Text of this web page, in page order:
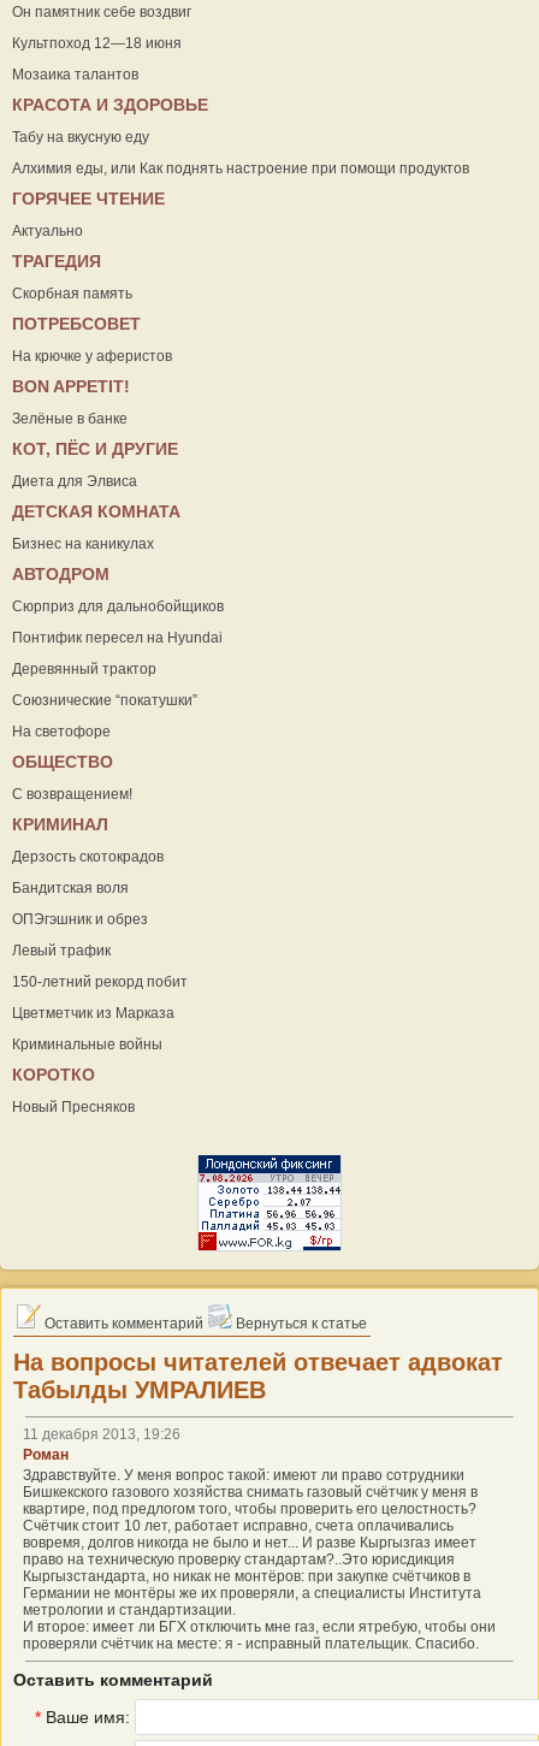
Он памятник себе воздвиг
Культпоход 12—18 июня
Мозаика талантов
КРАСОТА И ЗДОРОВЬЕ
Табу на вкусную еду
Алхимия еды, или Как поднять настроение при помощи продуктов
ГОРЯЧЕЕ ЧТЕНИЕ
Актуально
ТРАГЕДИЯ
Скорбная память
ПОТРЕБСОВЕТ
На крючке у аферистов
ВON APPETIT!
Зелёные в банке
КОТ, ПЁС И ДРУГИЕ
Диета для Элвиса
ДЕТСКАЯ КОМНАТА
Бизнес на каникулах
АВТОДРОМ
Сюрприз для дальнобойщиков
Понтифик пересел на Hyundai
Деревянный трактор
Союзнические “покатушки”
На светофоре
ОБЩЕСТВО
С возвращением!
КРИМИНАЛ
Дерзость скотокрадов
Бандитская воля
ОПЭгэшник и обрез
Левый трафик
150-летний рекорд побит
Цветметчик из Марказа
Криминальные войны
КОРОТКО
Новый Пресняков
Оставить комментарий Вернуться к статье
На вопросы читателей отвечает адвокат
Табылды УМРАЛИЕВ
11 декабря 2013, 19:26
Роман
Здравствуйте. У меня вопрос такой: имеют ли право сотрудники
Бишкекского газового хозяйства снимать газовый счётчик у меня в
квартире, под предлогом того, чтобы проверить его целостность?
Счётчик стоит 10 лет, работает исправно, счета оплачивались
вовремя, долгов никогда не было и нет... И разве Кыргызгаз имеет
право на техническую проверку стандартам?..Это юрисдикция
Кыргызстандарта, но никак не монтёров: при закупке счётчиков в
Германии не монтёры же их проверяли, а специалисты Института
метрологии и стандартизации.
И второе: имеет ли БГХ отключить мне газ, если ятребую, чтобы они
проверяли счётчик на месте: я - исправный плательщик. Спасибо.
Оставить комментарий
* Ваше имя: